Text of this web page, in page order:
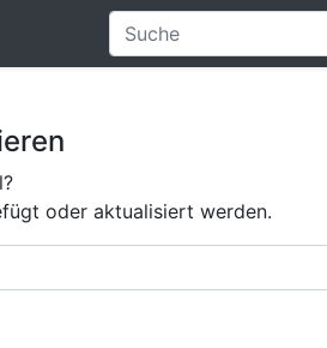
oder aktualisiert werden.